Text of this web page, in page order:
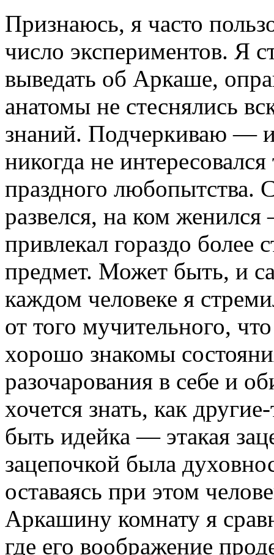
Признаюсь, я часто
число экспериментов. Я
выведать об Аркаше,
анатомы не стеснялись
знаний. Подчеркиваю —
никогда не
праздного любопытства.
развелся, на ком
привлекал гораздо
предмет. Может быть, и
каждом человеке я
от того мучительного,
хорошо знакомы
разочарования в себе и
хочется знать, как
быть идейка — этакая
зацепочкой была
оставаясь при этом
Аркашину комнату я
где его воображение